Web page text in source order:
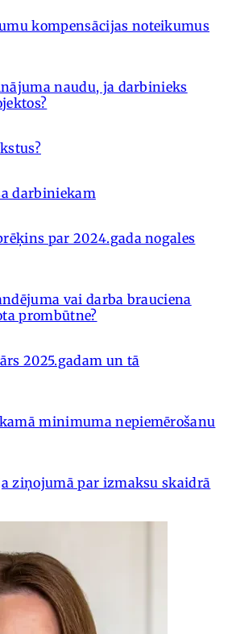
kompensācijas noteikumus
naudu, ja darbinieks
darbiniekam
par 2024.gada nogales
vai darba brauciena
prombūtne?
2025.gadam un tā
minimuma nepiemērošanu
ziņojumā par izmaksu skaidrā